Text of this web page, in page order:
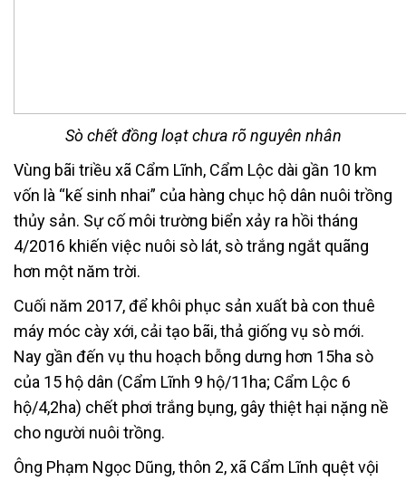
Sò chết đồng loạt chưa rõ nguyên nhân
Vùng bãi triều xã Cẩm Lĩnh, Cẩm Lộc dài gần 10 km
vốn là “kế sinh nhai” của hàng chục hộ dân nuôi trồng
thủy sản. Sự cố môi trường biển xảy ra hồi tháng
4/2016 khiến việc nuôi sò lát, sò trắng ngắt quãng
hơn một năm trời.
Cuối năm 2017, để khôi phục sản xuất bà con thuê
máy móc cày xới, cải tạo bãi, thả giống vụ sò mới.
Nay gần đến vụ thu hoạch bỗng dưng hơn 15ha sò
của 15 hộ dân (Cẩm Lĩnh 9 hộ/11ha; Cẩm Lộc 6
hộ/4,2ha) chết phơi trắng bụng, gây thiệt hại nặng nề
cho người nuôi trồng.
Ông Phạm Ngọc Dũng, thôn 2, xã Cẩm Lĩnh quệt vội